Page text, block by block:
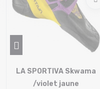
LA SPORTIVA Skwama
/violet jaune